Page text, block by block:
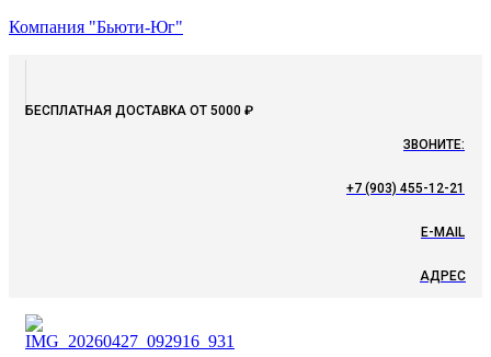
Компания "Бьюти-Юг"
БЕСПЛАТНАЯ ДОСТАВКА ОТ 5000 ₽
ЗВОНИТЕ:
+7 (903) 455-12-21
E-MAIL
АДРЕС